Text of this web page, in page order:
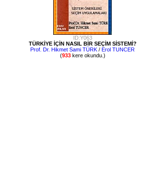
ID:Y063
TÜRKİYE İÇİN NASIL BİR SEÇİM SİSTEMİ?
Prof. Dr. Hikmet Sami TÜRK / Erol TUNCER
(933kere okundu.)